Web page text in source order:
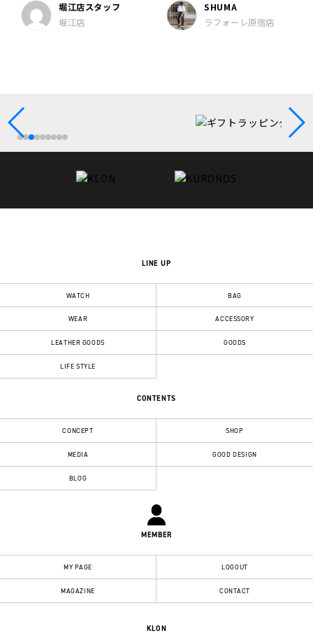
堀江店スタッフ
堀江店
SHUMA
ラフォーレ原宿店
LINE UP
WATCH BAG
WEAR ACCESSORY
LEATHER GOODS GOODS
LIFE STYLE
CONTENTS
CONCEPT SHOP
MEDIA GOOD DESIGN
BLOG
MEMBER
MY PAGE LOGOUT
MAGAZINE CONTACT
KLON